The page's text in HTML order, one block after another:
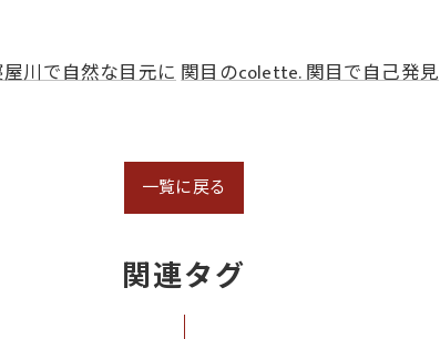
川で自然な目元に関目のcolette. 関目で自己発見
一覧に戻る
関連タグ